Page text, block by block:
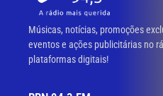
Músicas, notícias, promoções
eventos e ações publicitárias no
plataformas digitais!